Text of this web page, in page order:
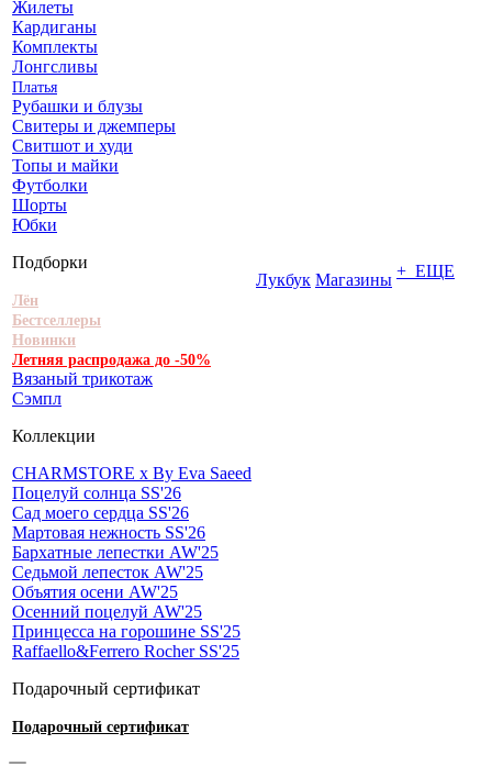
Жилеты
Кардиганы
Комплекты
Лонгсливы
Платья
Рубашки и блузы
Свитеры и джемперы
Свитшот и худи
Топы и майки
Футболки
Шорты
Юбки
Подборки
Лён
Бестселлеры
Новинки
Летняя распродажа до -50%
Вязаный трикотаж
Сэмпл
Коллекции
CHARMSTORE х By Eva Saeed
Поцелуй солнца SS'26
Сад моего сердца SS'26
Мартовая нежность SS'26
Бархатные лепестки AW'25
Седьмой лепесток AW'25
Объятия осени AW'25
Осенний поцелуй AW'25
Принцесса на горошине SS'25
Raffaello&Ferrero Rocher SS'25
Подарочный сертификат
Подарочный сертификат
Лукбук Магазины + ЕЩЕ